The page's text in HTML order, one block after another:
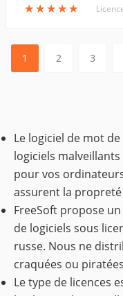
★★★★★
★★★★★
1 2 3
Le logiciel de mot
logiciels
pour vos
assurent la propreté
FreeSoft propose
de logiciels sous
russe. Nous ne
craquées ou
Le type de licences